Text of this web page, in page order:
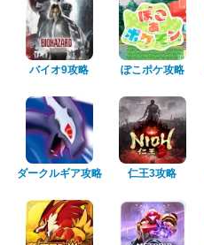
バイオ9攻略 ぽこポケ攻略
ダークルギア攻略 仁王3攻略